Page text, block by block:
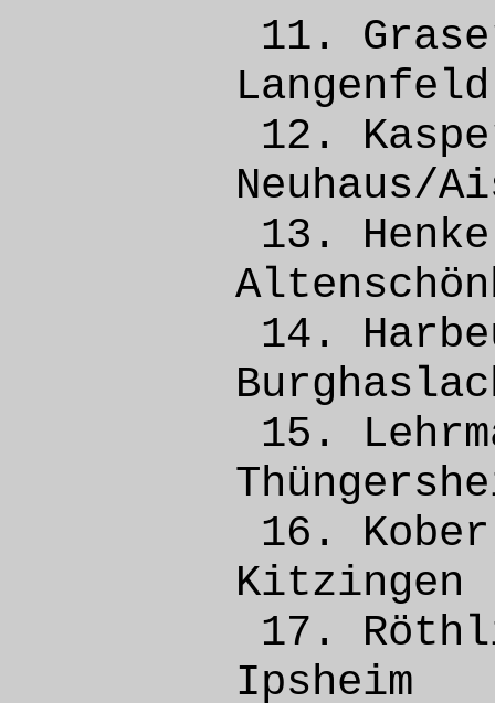
11.
12.
13.
14.
15.
16.
17.